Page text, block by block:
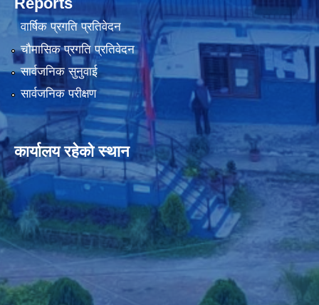
वार्षिक प्रगति प्रतिवेदन
चौमासिक प्रगति प्रतिवेदन
सार्वजनिक सुनुवाई
सार्वजनिक परीक्षण
कार्यालय रहेको स्थान